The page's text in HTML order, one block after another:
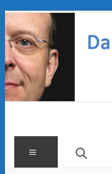
Zum
Inhalt
springen
Dan
Richter
Menü